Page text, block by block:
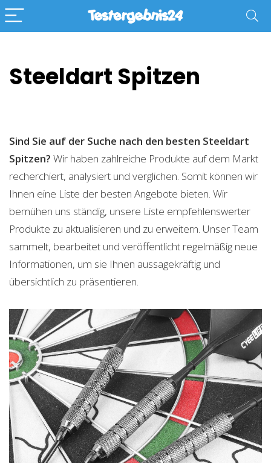
Steeldart Spitzen
Sind Sie auf der Suche nach den besten Steeldart
Spitzen? Wir haben zahlreiche Produkte auf dem Markt
recherchiert, analysiert und verglichen. Somit können wir
Ihnen eine Liste der besten Angebote bieten. Wir
bemühen uns ständig, unsere Liste empfehlenswerter
Produkte zu aktualisieren und zu erweitern. Unser Team
sammelt, bearbeitet und veröffentlicht regelmäßig neue
Informationen, um sie Ihnen aussagekräftig und
übersichtlich zu präsentieren.